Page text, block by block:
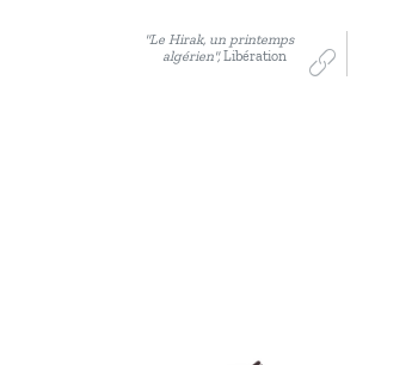
"Le Hirak, un printemps
algérien",Libération